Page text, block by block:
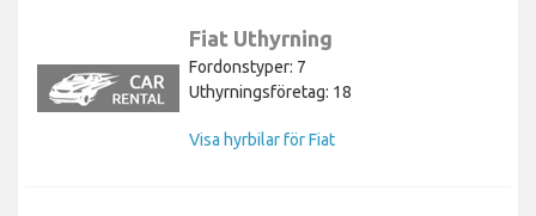
Fiat Uthyrning
Fordonstyper: 7
Uthyrningsföretag: 18
Visa hyrbilar för Fiat